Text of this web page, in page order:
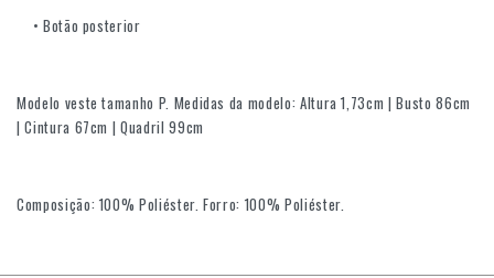
• Botão posterior
Modelo veste tamanho P. Medidas da modelo: Altura 1,73cm | Busto 86cm
| Cintura 67cm | Quadril 99cm
Composição: 100% Poliéster. Forro: 100% Poliéster.